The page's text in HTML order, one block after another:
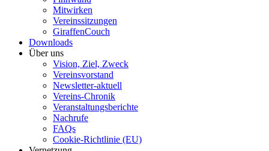
Mitwirken
Vereinssitzungen
GiraffenCouch
Downloads
Über uns
Vision, Ziel, Zweck
Vereinsvorstand
Newsletter-aktuell
Vereins-Chronik
Veranstaltungsberichte
Nachrufe
FAQs
Cookie-Richtlinie (EU)